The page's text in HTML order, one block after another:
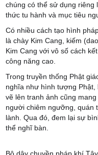
chúng có thể sử dụng riêng
thức tu hành và mục tiêu
Có nhiều cách tạo hình
là chày Kim Cang, kiếm
Kim Cang với vô số cách
công năng cao.
Trong truyền thống Phật
nghĩa như hình tượng Phật,
vẽ lên tranh ảnh cũng
người chiêm ngưỡng, quán
lành. Qua đó, đem lại sự
thể nghĩ bàn.